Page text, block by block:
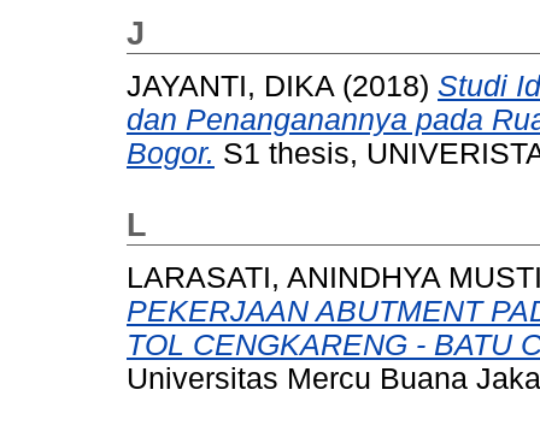
J
JAYANTI, DIKA (2018) Studi
dan Penanganannya pada
Bogor. S1 thesis,
L
LARASATI, ANINDHYA
PEKERJAAN ABUTMENT
TOL CENGKARENG - BATU
Universitas Mercu Buana